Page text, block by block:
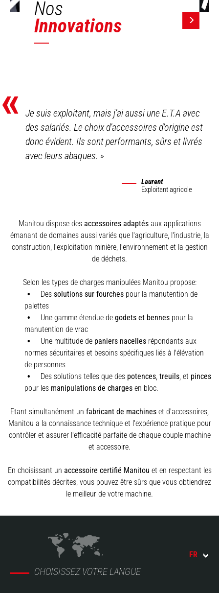
Nos
Innovations
«
Je suis exploitant, mais j'ai aussi une E.T.A avec
des salariés. Le choix d'accessoires d'origine est
donc évident. Ils sont performants, sûrs et livrés
avec leurs abaques.»
Laurent
Exploitant agricole
Manitou dispose des accessoires adaptésaux applications
émanant de domaines aussi variés que l'agriculture, l'industrie, la
construction, l'exploitation minière, l'environnement et la gestion
de déchets.
Selon les types de charges manipulées Manitou propose:
Des solutions sur fourches pour la manutention de
palettes
Une gamme étendue de godets et bennes pour la
manutention de vrac
Une multitude de paniers nacelles répondants aux
normes sécuritaires et besoins spécifiques liés à l'élévation
de personnes
Des solutions telles que des potences treuils et pinces
pour les manipulations de charges en bloc.
Etant simultanément un fabricant de machines et d'accessoires,
Manitou a la connaissance technique et l'expérience pratique pour
contrôler et assurer l'efficacité parfaite de chaque couple machine
et accessoire.
En choisissant un accessoire certifié Manitou et en respectant les
compatibilités décrites, vous pouvez être sûrs que vous obtiendrez
le meilleur de votre machine.
CHOISISSEZ VOTRE LANGUE
FR